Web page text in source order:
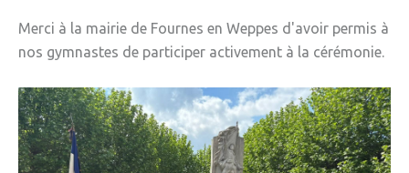
Merci à la mairie de Fournes en Weppes d'avoir permis à
nos gymnastes de participer activement à la cérémonie.